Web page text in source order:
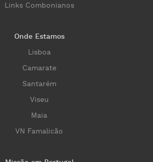
Links Combonianos
Onde Estamos
Lisboa
Camarate
Santarém
Viseu
Maia
VN Famalicão